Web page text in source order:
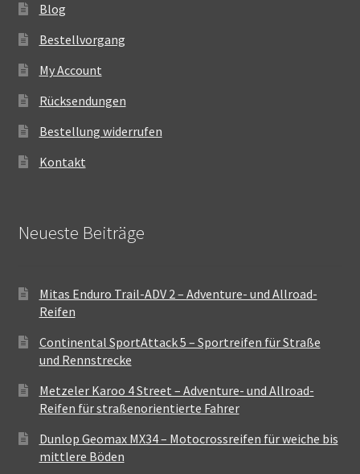
Blog
Bestellvorgang
My Account
Rücksendungen
Bestellung widerrufen
Kontakt
Neueste Beiträge
Mitas Enduro Trail-ADV 2 – Adventure- und Allroad-
Reifen
Continental SportAttack 5 – Sportreifen für Straße
und Rennstrecke
Metzeler Karoo 4 Street – Adventure- und Allroad-
Reifen für straßenorientierte Fahrer
Dunlop Geomax MX34 – Motocrossreifen für weiche bis
mittlere Böden